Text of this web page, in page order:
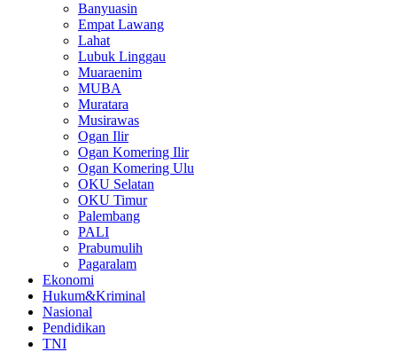
Banyuasin
Empat Lawang
Lahat
Lubuk Linggau
Muaraenim
MUBA
Muratara
Musirawas
Ogan Ilir
Ogan Komering Ilir
Ogan Komering Ulu
OKU Selatan
OKU Timur
Palembang
PALI
Prabumulih
Pagaralam
Ekonomi
Hukum&Kriminal
Nasional
Pendidikan
TNI